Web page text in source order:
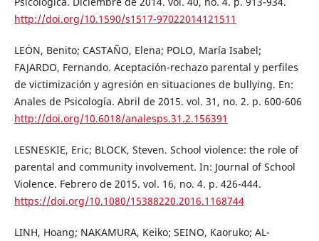
http://doi.org/10.1590/s1517-97022014121511
LEÓN, Benito; CASTAÑO, Elena; POLO, María Isabel;
FAJARDO, Fernando. Aceptación-rechazo parental y perfiles
de victimización y agresión en situaciones de bullying. En:
Anales de Psicología. Abril de 2015. vol. 31, no. 2. p. 600-606
http://doi.org/10.6018/analesps.31.2.156391
LESNESKIE, Eric; BLOCK, Steven. School violence: the role of
parental and community involvement. In: Journal of School
Violence. Febrero de 2015. vol. 16, no. 4. p. 426-444.
https://doi.org/10.1080/15388220.2016.1168744
LINH, Hoang; NAKAMURA, Keiko; SEINO, Kaoruko; AL-